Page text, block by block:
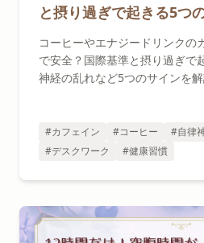
と摂り過ぎで起きる5つ
コーヒーやエナジードリンクの
で安全？国際基準と摂り過ぎで
神経の乱れなど5つのサインを
#カフェイン
#コーヒー #自律
#デスクワーク
#健康習慣